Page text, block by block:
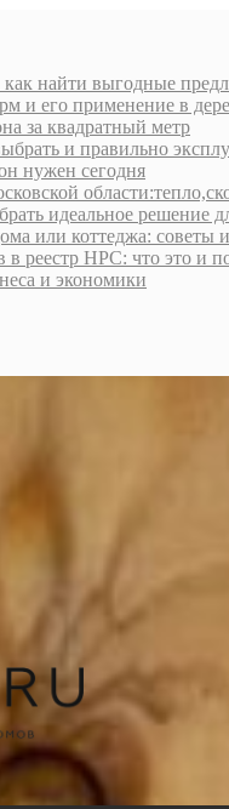
найти выгодные
и его применение в
за квадратный метр
и правильно
нужен сегодня
идеальное решение
или коттеджа: советы
в реестр НРС: что это и
и экономики